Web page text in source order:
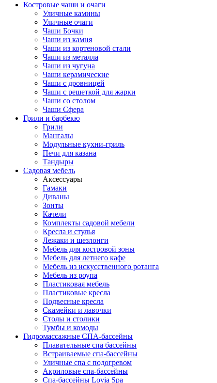
Костровые чаши и очаги
Уличные камины
Уличные очаги
Чаши Бочки
Чаши из камня
Чаши из кортеновой стали
Чаши из металла
Чаши из чугуна
Чаши керамические
Чаши с дровницей
Чаши с решеткой для жарки
Чаши со столом
Чаши Сфера
Грили и барбекю
Грили
Мангалы
Модульные кухни-гриль
Печи для казана
Тандыры
Садовая мебель
Аксессуары
Гамаки
Диваны
Зонты
Качели
Комплекты садовой мебели
Кресла и стулья
Лежаки и шезлонги
Мебель для костровой зоны
Мебель для летнего кафе
Мебель из искусственного ротанга
Мебель из роупа
Пластиковая мебель
Пластиковые кресла
Подвесные кресла
Скамейки и лавочки
Столы и столики
Тумбы и комоды
Гидромассажные СПА-бассейны
Плавательные спа бассейны
Встраиваемые спа-бассейны
Уличные спа с подогревом
Акриловые спа-бассейны
Спа-бассейны Lovia Spa